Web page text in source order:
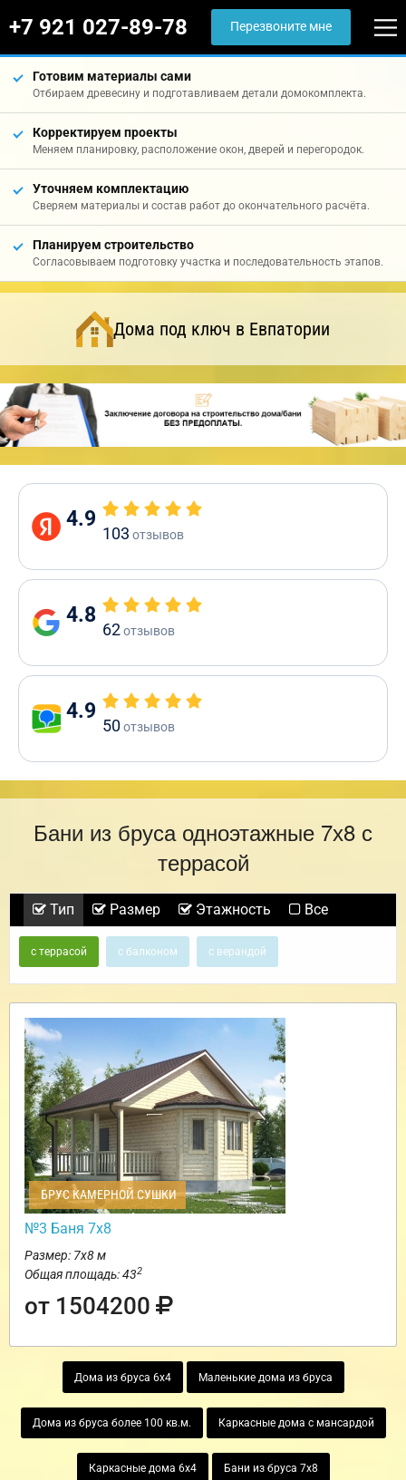
+7 921 027-89-78 Перезвоните мне
Готовим материалы сами
Отбираем древесину и подготавливаем детали домокомплекта.
Корректируем проекты
Меняем планировку, расположение окон, дверей и перегородок.
Уточняем комплектацию
Сверяем материалы и состав работ до окончательного расчёта.
Планируем строительство
Согласовываем подготовку участка и последовательность этапов.
Дома под ключ в Евпатории
4.9
103 отзывов
4.8
62отзывов
4.9
50отзывов
Бани из бруса одноэтажные 7х8 с
террасой
Тип Размер Этажность Все
с террасой с балконом с верандой
БРУС КАМЕРНОЙ СУШКИ
№3 Баня 7х8
Размер: 7х8 м
Общая площадь: 432
от 1504200
Дома из бруса 6х4 Маленькие дома из бруса
Дома из бруса более 100 кв.м. Каркасные дома с мансардой
Каркасные дома 6х4 Бани из бруса 7х8